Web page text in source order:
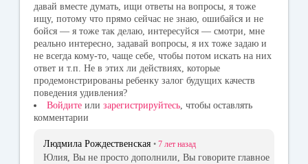
давай вместе думать, ищи ответы на вопросы, я тоже
ищу, потому что прямо сейчас не знаю, ошибайся и не
бойся — я тоже так делаю, интересуйся — смотри, мне
реально интересно, задавай вопросы, я их тоже задаю и
не всегда кому-то, чаще себе, чтобы потом искать на них
ответ и т.п. Не в этих ли действиях, которые
продемонстрированы ребенку залог будущих качеств
поведения удивления?
Войдите или зарегистрируйтесь , чтобы оставлять
комментарии
Людмила Рождественская • 7 лет назад
Юлия, Вы не просто дополнили, Вы говорите главное